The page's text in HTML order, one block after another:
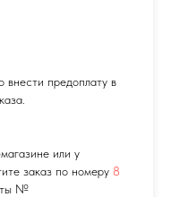
внести предоплату в
или у
заказ по номеру 8
№